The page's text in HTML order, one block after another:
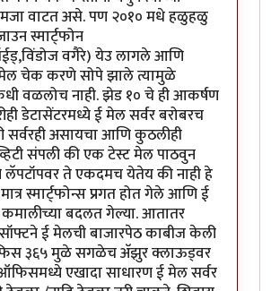
मजा वाटत असे. पण २०१० मधे हळुहळु
स्मार्ट्फोन
वगैरे) येउ लागले आणि
चेक करणे सोपे झाले त्यामुळे
वळलोच नाही. झेड १० चे ही आकर्षण
डेटासेंटरमध्ये ई मेल सर्वर बरोबरच
सर्वरही असायचा आणि कुठलीही
संपली की एक टेस्ट मेल पाठवुन
ते एकदमच येतेय की नाही हे
स्मार्ट्फोन्स प्रगत होत गेले आणि ई
कमालीच्या बदलत गेल्या. आतातर
ई मेलची बाजारपेठ काबीज केली
३६५ मुळे सगळेच अ‍ॅझुर क्लाऊड्वर
एखादा साधारण ई मेल सर्वर